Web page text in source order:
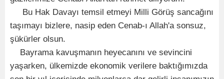
Bu Hak Davayı temsil etmeyi Milli Görüş sancağını
taşımayı bizlere, nasip eden Cenab-ı Allah'a sonsuz,
şükürler olsun.
Bayrama kavuşmanın heyecanını ve sevincini
yaşarken, ülkemizde ekonomik verilere baktığımızda